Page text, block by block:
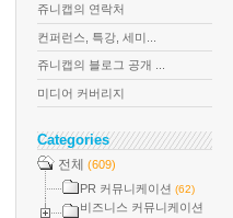
쥬니캡의 연락처
컨퍼런스, 특강, 세미...
쥬니캡의 블로그 공개 ...
미디어 커버리지
Categories
전체 (609)
PR 커뮤니케이션 (62)
비즈니스 커뮤니케이션